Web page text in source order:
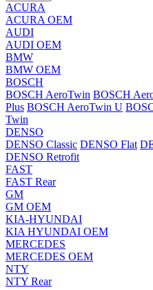
ACURA
ACURA OEM
AUDI
AUDI OEM
BMW
BMW OEM
BOSCH
BOSCH AeroTwin BOSCH
Plus BOSCH AeroTwin U
Twin
DENSO
DENSO Classic DENSO Flat
DENSO Retrofit
FAST
FAST Rear
GM
GM OEM
KIA-HYUNDAI
KIA HYUNDAI OEM
MERCEDES
MERCEDES OEM
NTY
NTY Rear